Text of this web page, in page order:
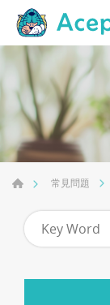
常見問題